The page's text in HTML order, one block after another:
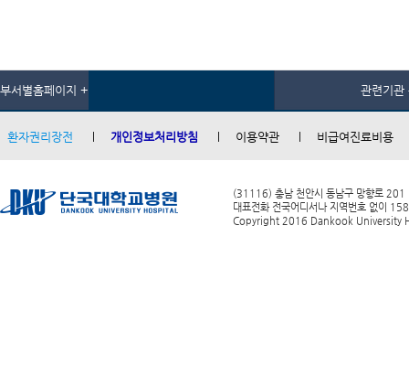
부서별홈페이지 + 관련기관
환자권리장전 개인정보처리방침 이용약관 비급여진료비용
(31116) 충남 천안시 동남구 망향로 201
대표전화 전국어디서나 지역번호 없이
Copyright 2016 Dankook University